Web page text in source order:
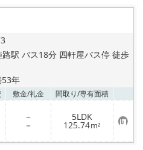
り
路駅 バス18分 四軒屋バス停 徒歩
年
敷金/礼金 間取り/専有面積
－
－
5LDK
125.74m² お
気
に